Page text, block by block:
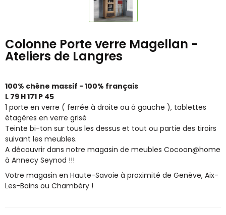
Colonne Porte verre Magellan -
Ateliers de Langres
100% chêne massif - 100% français
L 79 H 171 P 45
1 porte en verre ( ferrée à droite ou à gauche ), tablettes
étagères en verre grisé
Teinte bi-ton sur tous les dessus et tout ou partie des tiroirs
suivant les meubles.
A découvrir dans notre magasin de meubles Cocoon@home
à Annecy Seynod !!!
Votre magasin en Haute-Savoie à proximité de Genève, Aix-
Les-Bains ou Chambéry !